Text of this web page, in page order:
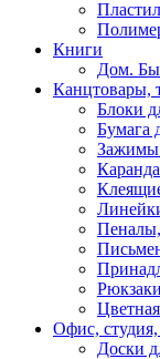
Книги
Дом.
Канцтовары,
Блоки
Бумага
Зажимы
Офис, студия,
Доски